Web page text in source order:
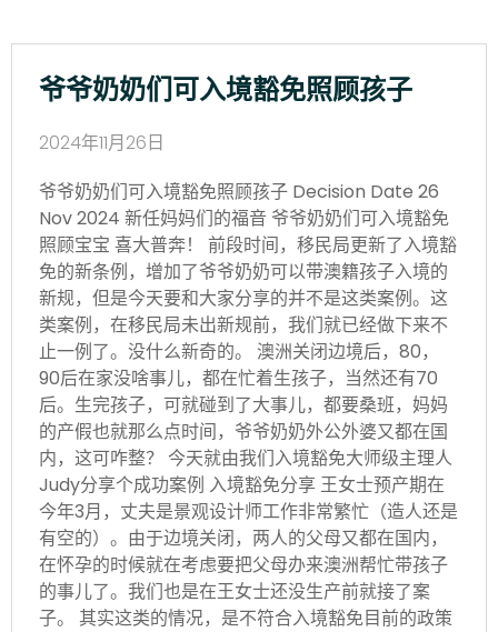
爷爷奶奶们可入境豁免照顾孩子
2024年11月26日
爷爷奶奶们可入境豁免照顾孩子 Decision Date 26
Nov 2024 新任妈妈们的福音 爷爷奶奶们可入境豁免
照顾宝宝 喜大普奔！ 前段时间，移民局更新了入境豁
免的新条例，增加了爷爷奶奶可以带澳籍孩子入境的
新规，但是今天要和大家分享的并不是这类案例。这
类案例，在移民局未出新规前，我们就已经做下来不
止一例了。没什么新奇的。 澳洲关闭边境后，80，
90后在家没啥事儿，都在忙着生孩子，当然还有70
后。生完孩子，可就碰到了大事儿，都要桑班，妈妈
的产假也就那么点时间，爷爷奶奶外公外婆又都在国
内，这可咋整？ 今天就由我们入境豁免大师级主理人
Judy分享个成功案例 入境豁免分享 王女士预产期在
今年3月，丈夫是景观设计师工作非常繁忙（造人还是
有空的）。由于边境关闭，两人的父母又都在国内，
在怀孕的时候就在考虑要把父母办来澳洲帮忙带孩子
的事儿了。我们也是在王女士还没生产前就接了案
子。 其实这类的情况，是不符合入境豁免目前的政策